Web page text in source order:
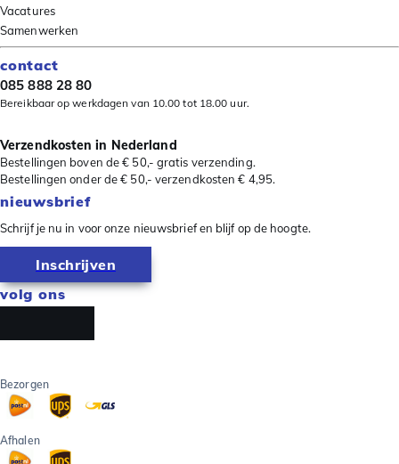
Vacatures
Samenwerken
contact
085 888 28 80
Bereikbaar op werkdagen van 10.00 tot 18.00 uur.
Verzendkosten in Nederland
Bestellingen boven de € 50,- gratis verzending.
Bestellingen onder de € 50,- verzendkosten € 4,95.
nieuwsbrief
Schrijf je nu in voor onze nieuwsbrief en blijf op de hoogte.
Inschrijven
volg ons
Bezorgen
Afhalen